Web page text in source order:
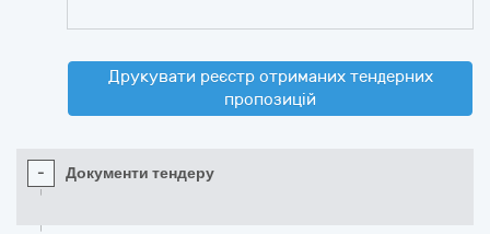
Друкувати реєстр отриманих тендерних
пропозицій
- Документи тендеру